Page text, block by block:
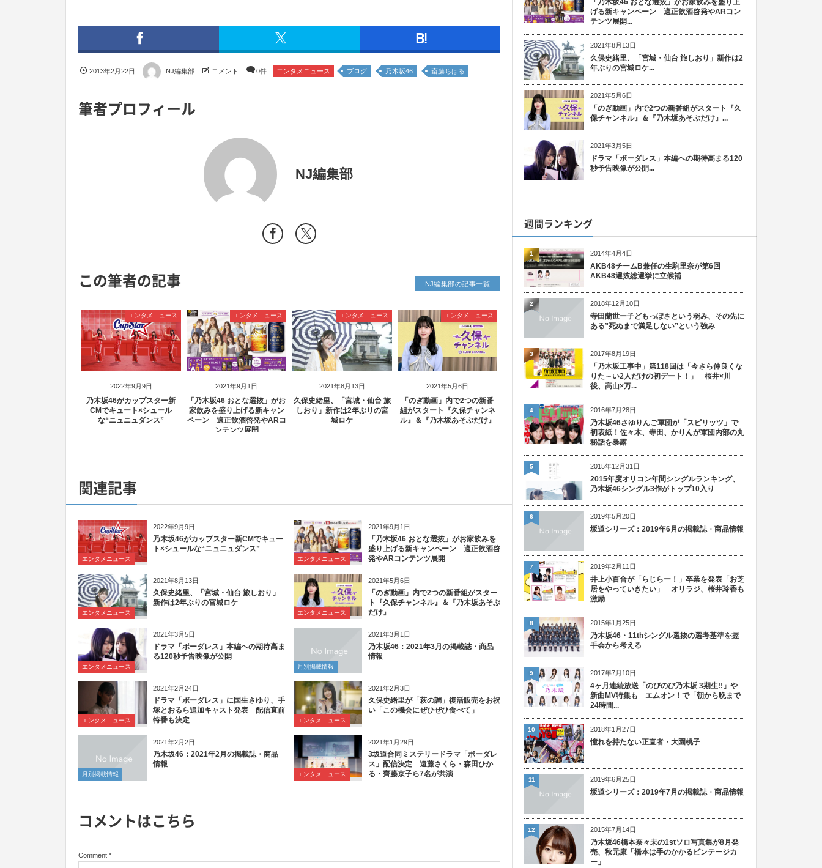
2013年2月22日 NJ編集部 コメント 0件 エンタメニュース ブログ 乃木坂46 斎藤ちはる
筆者プロフィール
NJ編集部
この筆者の記事
2022年9月9日
エンタメニュース
乃木坂46がカップスター新
CMでキュート×シュール
な“ニュニュダンス”
2021年9月1日
エンタメニュース
「乃木坂46 おとな選抜」がお
家飲みを盛り上げる新キャン
ペーン 適正飲酒啓発やARコ
ンテンツ展開
2021年8月13日
エンタメニュース
久保史緒里、「宮城・仙台 旅
しおり」新作は2年ぶりの宮
城ロケ
2021年5月6日
エンタメニュース
「のぎ動画」内で2つの新番
組がスタート『久保チャンネ
ル』＆『乃木坂あそぶだけ』
NJ編集部の記事一覧
関連記事
2022年9月9日
エンタメニュース
乃木坂46がカップスター新CMでキュー
ト×シュールな“ニュニュダンス”
2021年9月1日
エンタメニュース
「乃木坂46 おとな選抜」がお家飲みを
盛り上げる新キャンペーン 適正飲酒啓
発やARコンテンツ展開
2021年8月13日
エンタメニュース
久保史緒里、「宮城・仙台 旅しおり」
新作は2年ぶりの宮城ロケ
2021年5月6日
エンタメニュース
「のぎ動画」内で2つの新番組がスター
ト『久保チャンネル』＆『乃木坂あそぶ
だけ』
2021年3月5日
エンタメニュース
ドラマ「ボーダレス」本編への期待高ま
る120秒予告映像が公開
2021年3月1日
月別掲載情報
乃木坂46：2021年3月の掲載誌・商品
情報
2021年2月24日
エンタメニュース
ドラマ「ボーダレス」に国生さゆり、手
塚とおるら追加キャスト発表 配信直前
特番も決定
2021年2月3日
エンタメニュース
久保史緒里が「萩の調」復活販売をお祝
い「この機会にぜひぜひ食べて」
2021年2月2日
月別掲載情報
乃木坂46：2021年2月の掲載誌・商品
情報
2021年1月29日
エンタメニュース
3坂道合同ミステリードラマ「ボーダレ
ス」配信決定 遠藤さくら・森田ひか
る・齊藤京子ら7名が共演
コメントはこちら
Comment *
げる新キャンペーン 適正飲酒啓発やARコン
テンツ展開...
2021年8月13日
久保史緒里、「宮城・仙台 旅しおり」新作は2
年ぶりの宮城ロケ...
2021年5月6日
「のぎ動画」内で2つの新番組がスタート『久
保チャンネル』＆『乃木坂あそぶだけ』...
2021年3月5日
ドラマ「ボーダレス」本編への期待高まる120
秒予告映像が公開...
週間ランキング
2014年4月4日
AKB48チームB兼任の生駒里奈が第6回
AKB48選抜総選挙に立候補
1
2018年12月10日
寺田蘭世ー子どもっぽさという弱み、その先に
ある”死ぬまで満足しない”という強み
2
2017年8月19日
「乃木坂工事中」第118回は「今さら仲良くな
りた～い2人だけの初デート！」 桜井×川
後、高山×万...
3
2016年7月28日
乃木坂46さゆりんご軍団が「スピリッツ」で
初表紙！佐々木、寺田、かりんが軍団内部の丸
秘話を暴露
4
2015年12月31日
2015年度オリコン年間シングルランキング、
乃木坂46シングル3作がトップ10入り
5
2019年5月20日
坂道シリーズ：2019年6月の掲載誌・商品情報
6
2019年2月11日
井上小百合が「らじらー！」卒業を発表「お芝
居をやっていきたい」 オリラジ、桜井玲香も
激励
7
2015年1月25日
乃木坂46・11thシングル選抜の選考基準を握
手会から考える
8
2017年7月10日
4ヶ月連続放送「のびのび乃木坂 3期生!!」や
新曲MV特集も エムオン！で「朝から晩まで
24時間...
9
2018年1月27日
憧れを持たない正直者・大園桃子
10
2019年6月25日
坂道シリーズ：2019年7月の掲載誌・商品情報
11
2015年7月14日
乃木坂46橋本奈々未の1stソロ写真集が8月発
売、秋元康「橋本は手のかかるビンテージカ
ー」
12